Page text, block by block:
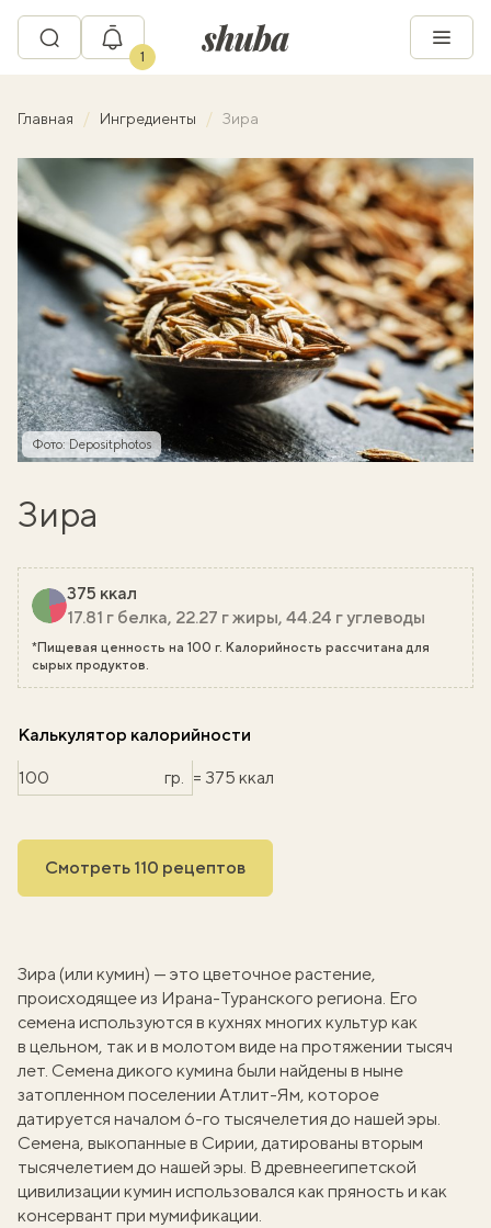
1
Главная Ингредиенты Зира
Фото: Depositphotos
Зира
375 ккал
17.81 г белка, 22.27 г жиры, 44.24 г углеводы
*Пищевая ценность на 100 г. Калорийность рассчитана для
сырых продуктов.
Калькулятор калорийности
гр. = 375 ккал
Смотреть 110 рецептов
Зира (или кумин) — это цветочное растение,
происходящее из Ирана-Туранского региона. Его
семена используются в кухнях многих культур как
в цельном, так и в молотом виде на протяжении тысяч
лет. Семена дикого кумина были найдены в ныне
затопленном поселении Атлит-Ям, которое
датируется началом 6-го тысячелетия до нашей эры.
Семена, выкопанные в Сирии, датированы вторым
тысячелетием до нашей эры. В древнеегипетской
цивилизации кумин использовался как пряность и как
консервант при мумификации.